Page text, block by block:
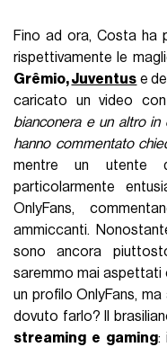
Fino ad ora, Costa ha
rispettivamente le
Grêmio,Juventus e
caricato un video
bianconera e un altro in
hanno commentato
mentre un utente
particolarmente
OnlyFans,
ammiccanti.
sono ancora
saremmo mai aspettati
un profilo OnlyFans,
dovuto farlo? Il
streaming e gaming: